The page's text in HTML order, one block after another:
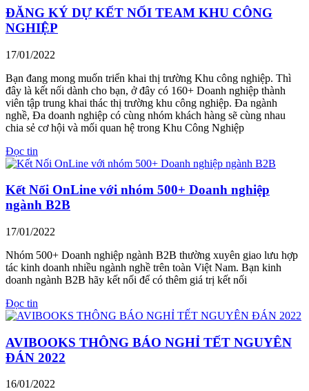
ĐĂNG KÝ DỰ KẾT NỐI TEAM KHU CÔNG
NGHIỆP
17/01/2022
Bạn đang mong muốn triển khai thị trường Khu công nghiệp. Thì
đây là kết nối dành cho bạn, ở đây có 160+ Doanh nghiệp thành
viên tập trung khai thác thị trường khu công nghiệp. Đa ngành
nghề, Đa doanh nghiệp có cùng nhóm khách hàng sẽ cùng nhau
chia sẻ cơ hội và mối quan hệ trong Khu Công Nghiệp
Đọc tin
Kết Nối OnLine với nhóm 500+ Doanh nghiệp
ngành B2B
17/01/2022
Nhóm 500+ Doanh nghiệp ngành B2B thường xuyên giao lưu hợp
tác kinh doanh nhiều ngành nghề trên toàn Việt Nam. Bạn kinh
doanh ngành B2B hãy kết nối để có thêm giá trị kết nối
Đọc tin
AVIBOOKS THÔNG BÁO NGHỈ TẾT NGUYÊN
ĐÁN 2022
16/01/2022